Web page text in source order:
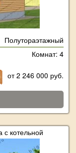
Полутораэтажный
Комнат: 4
от 2 246 000 руб.
с котельной